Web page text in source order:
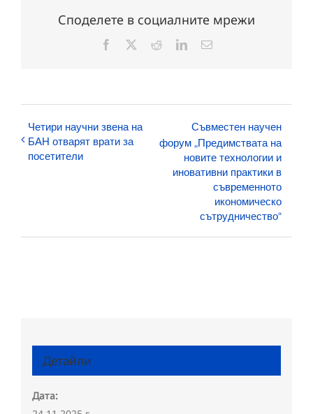
Споделете в социалните мрежи
Facebook RedditLinkedInЕлектронна
Четири научни звена на
БАН отварят врати за
посетители
Съвместен научен
форум „Предимствата на
новите технологии и
иновативни практики в
съвременното
икономическо
сътрудничество“
Детайли
Дата: